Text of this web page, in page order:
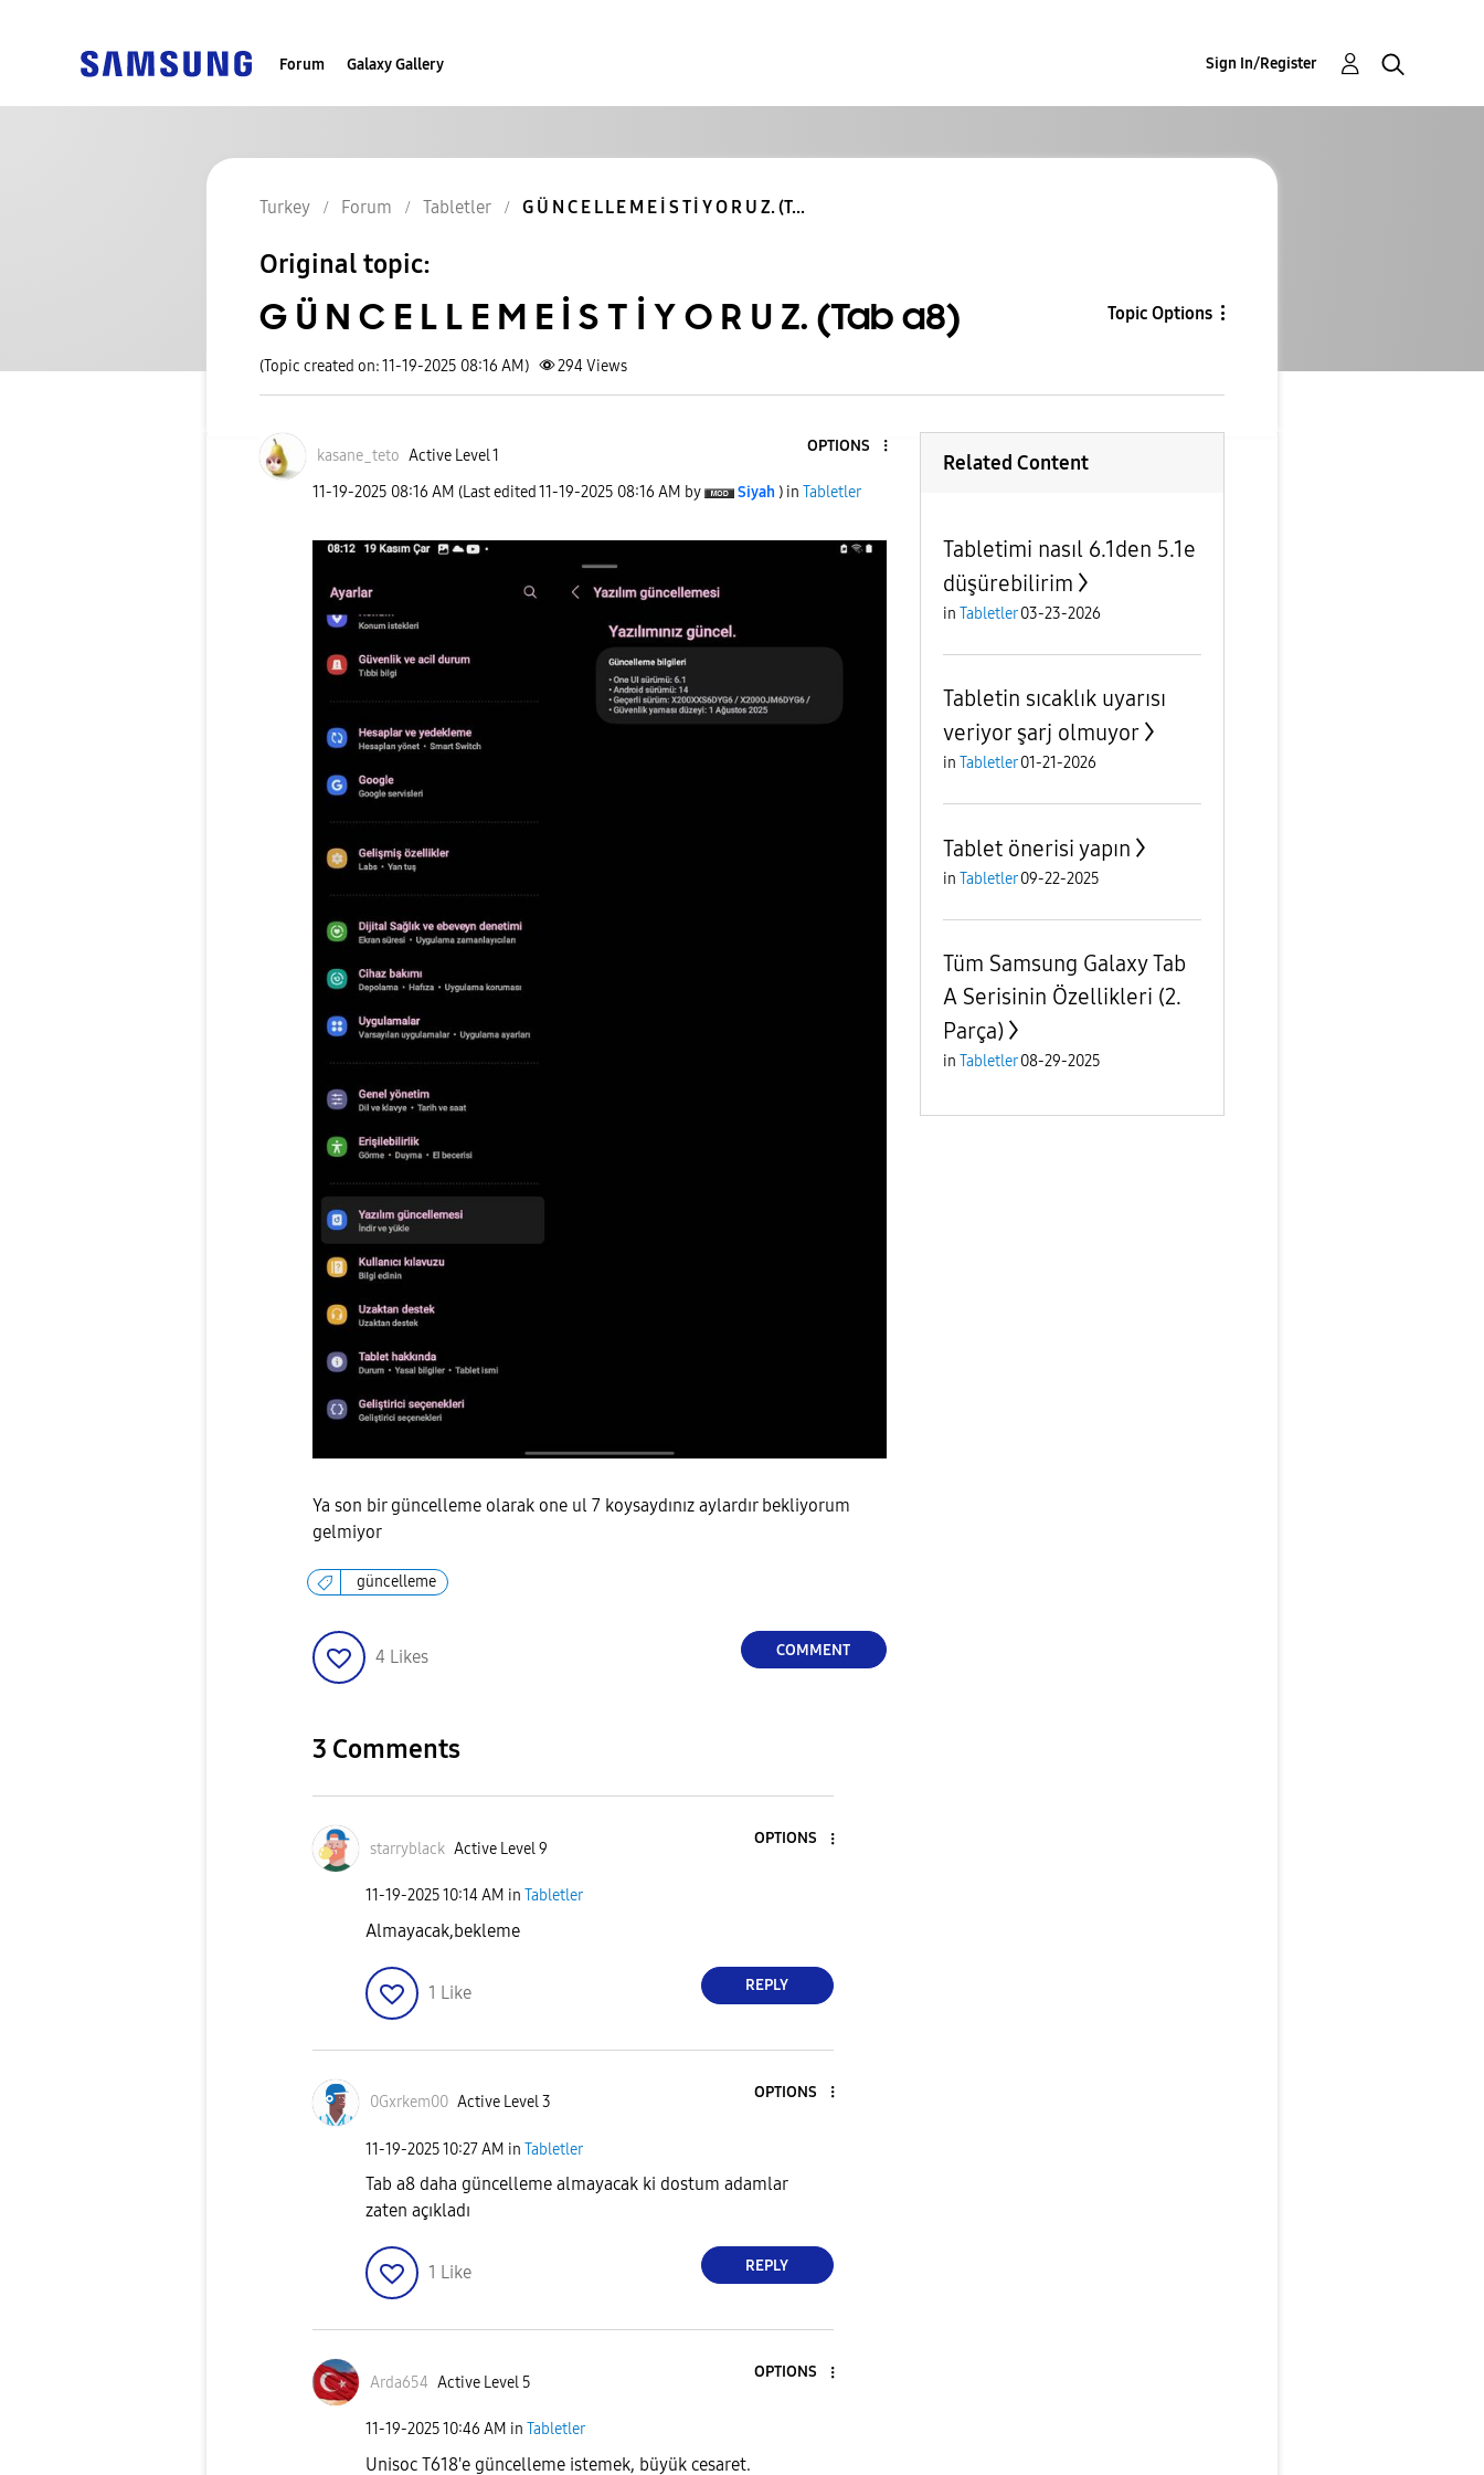
Forum Galaxy Gallery Sign In/Register
Turkey Forum Tabletler G Ü N C E L L E M E İ S T İ Y O R U Z. (T...
Original topic:
G Ü N C E L L E M E İ S T İ Y O R U Z. (Tab a8) Topic Options
(Topic created on: 11-19-2025 08:16 AM) 294Views
kasane_teto Active Level 1
OPTIONS
‎11-19-2025 08:16 AM (Last edited ‎11-19-2025 08:16 AM by Siyah ) in Tabletler
Ya son bir güncelleme olarak one ul 7 koysaydınız aylardır bekliyorum
gelmiyor
güncelleme
4 Likes COMMENT
3 Comments
starryblack Active Level 9
OPTIONS
‎11-19-202510:14 AM in Tabletler
Almayacak,bekleme
1 Like REPLY
0Gxrkem00 Active Level 3
OPTIONS
‎11-19-202510:27 AM in Tabletler
Tab a8 daha güncelleme almayacak ki dostum adamlar
zaten açıkladı
1 Like REPLY
Arda654 Active Level 5
OPTIONS
‎11-19-202510:46 AM in Tabletler
Unisoc T618'e güncelleme istemek, büyük cesaret.
Related Content
Tabletimi nasıl 6.1den 5.1e
düşürebilirim
in Tabletler 03-23-2026
Tabletin sıcaklık uyarısı
veriyor şarj olmuyor
in Tabletler 01-21-2026
Tablet önerisi yapın
in Tabletler 09-22-2025
Tüm Samsung Galaxy Tab
A Serisinin Özellikleri (2.
Parça)
in Tabletler 08-29-2025